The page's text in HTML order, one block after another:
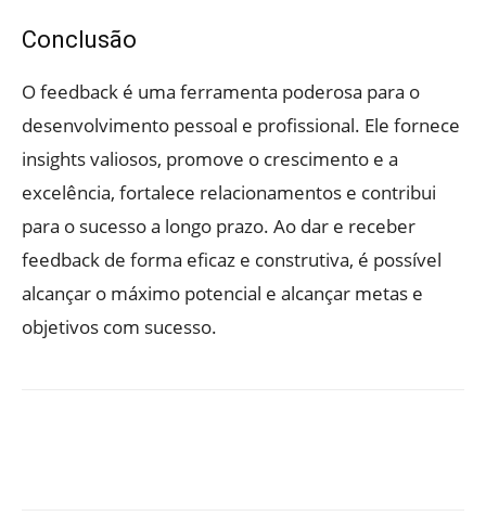
Conclusão
O feedback é uma ferramenta poderosa para o
desenvolvimento pessoal e profissional. Ele fornece
insights valiosos, promove o crescimento e a
excelência, fortalece relacionamentos e contribui
para o sucesso a longo prazo. Ao dar e receber
feedback de forma eficaz e construtiva, é possível
alcançar o máximo potencial e alcançar metas e
objetivos com sucesso.